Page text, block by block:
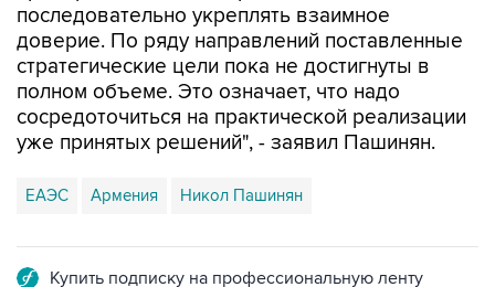
последовательно укреплять взаимное
доверие. По ряду направлений поставленные
стратегические цели пока не достигнуты в
полном объеме. Это означает, что надо
сосредоточиться на практической реализации
уже принятых решений", - заявил Пашинян.
ЕАЭС Армения Никол Пашинян
Купить подписку на профессиональную ленту